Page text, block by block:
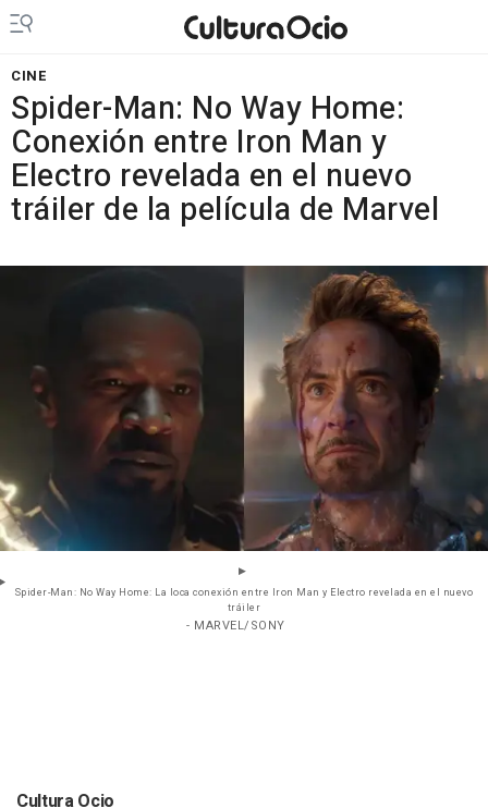
CINE
Spider-Man: No Way Home:
Conexión entre Iron Man y
Electro revelada en el nuevo
tráiler de la película de Marvel
Spider-Man: No Way Home: La loca conexión entre Iron Man y Electro revelada en el nuevo
tráiler
- MARVEL/SONY
Cultura Ocio